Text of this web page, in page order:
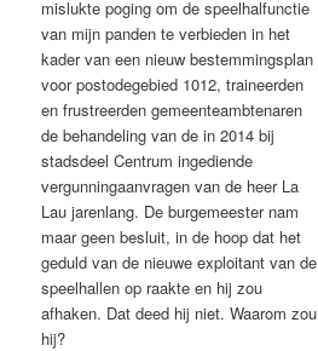
mislukte poging om de speelhalfunctie
van mijn panden te verbieden in het
kader van een nieuw bestemmingsplan
voor postodegebied 1012, traineerden
en frustreerden gemeenteambtenaren
de behandeling van de in 2014 bij
stadsdeel Centrum ingediende
vergunningaanvragen van de heer La
Lau jarenlang. De burgemeester nam
maar geen besluit, in de hoop dat het
geduld van de nieuwe exploitant van de
speelhallen op raakte en hij zou
afhaken. Dat deed hij niet. Waarom zou
hij?